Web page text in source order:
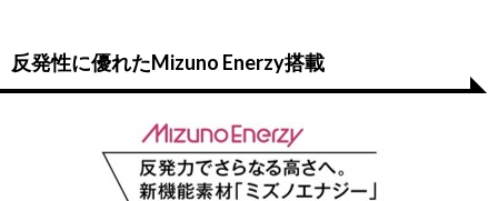
反発性に優れたMizuno Enerzy搭載